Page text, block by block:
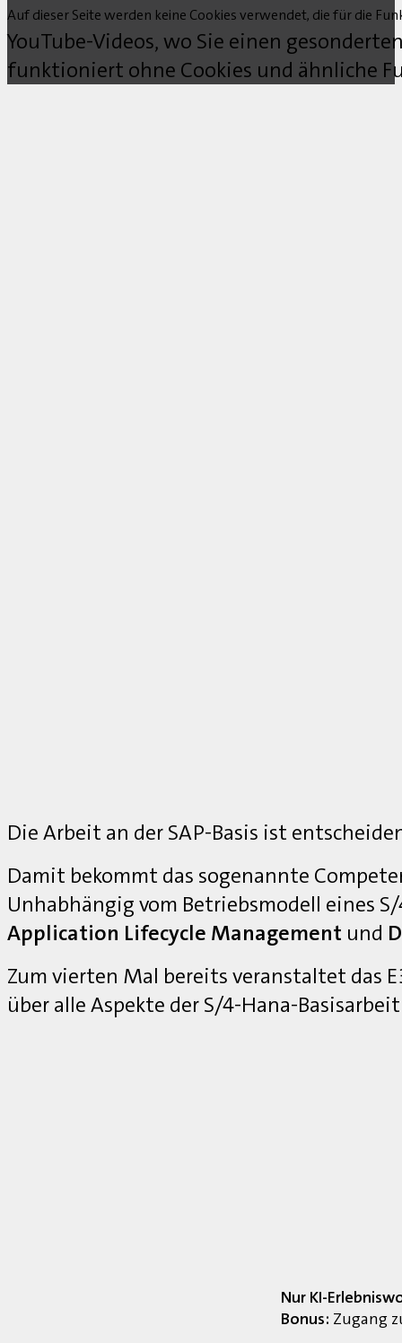
Auf dieser Seite werden keine Cookies verwendet, die für die
YouTube-Videos, wo Sie einen
funktioniert ohne Cookies und ähnliche
Die Arbeit an der SAP-Basis ist
Damit bekommt das sogenannte
Unhabhängig vom Betriebsmodell eines
Application Lifecycle Management und
Zum vierten Mal bereits veranstaltet das
über alle Aspekte der S/4-Hana-
Nur KI-
Bonus: Zugang